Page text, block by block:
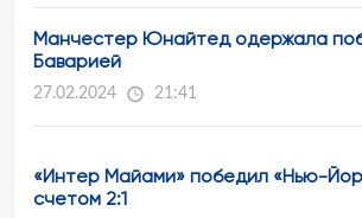
Манчестер Юнайтед одержала
Баварией
27.02.2024 21:41
«Интер Майами» победил «Нью-
счетом 2:1